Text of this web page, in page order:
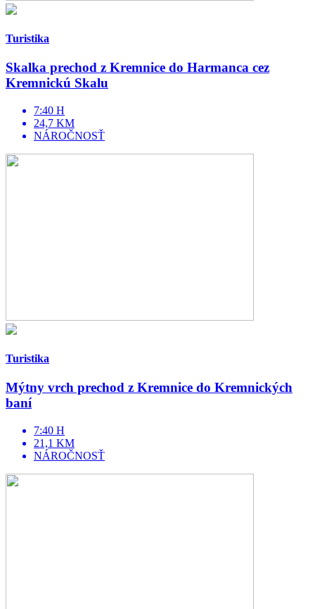
Turistika
Skalka prechod z Kremnice do Harmanca cez
Kremnickú Skalu
7:40 H
24,7 KM
NÁROČNOSŤ
Turistika
Mýtny vrch prechod z Kremnice do Kremnických
baní
7:40 H
21,1 KM
NÁROČNOSŤ